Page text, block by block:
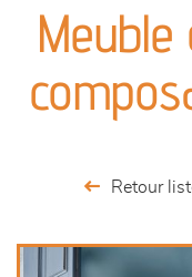
séjours
meubles de
Retour